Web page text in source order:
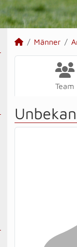
Männer
Team